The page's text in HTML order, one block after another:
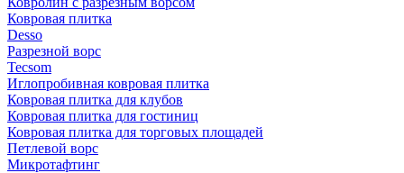
Ковровая плитка
Desso
Разрезной ворс
Tecsom
Иглопробивная ковровая плитка
Ковровая плитка для клубов
Ковровая плитка для гостиниц
Ковровая плитка для торговых площадей
Петлевой ворс
Микротафтинг